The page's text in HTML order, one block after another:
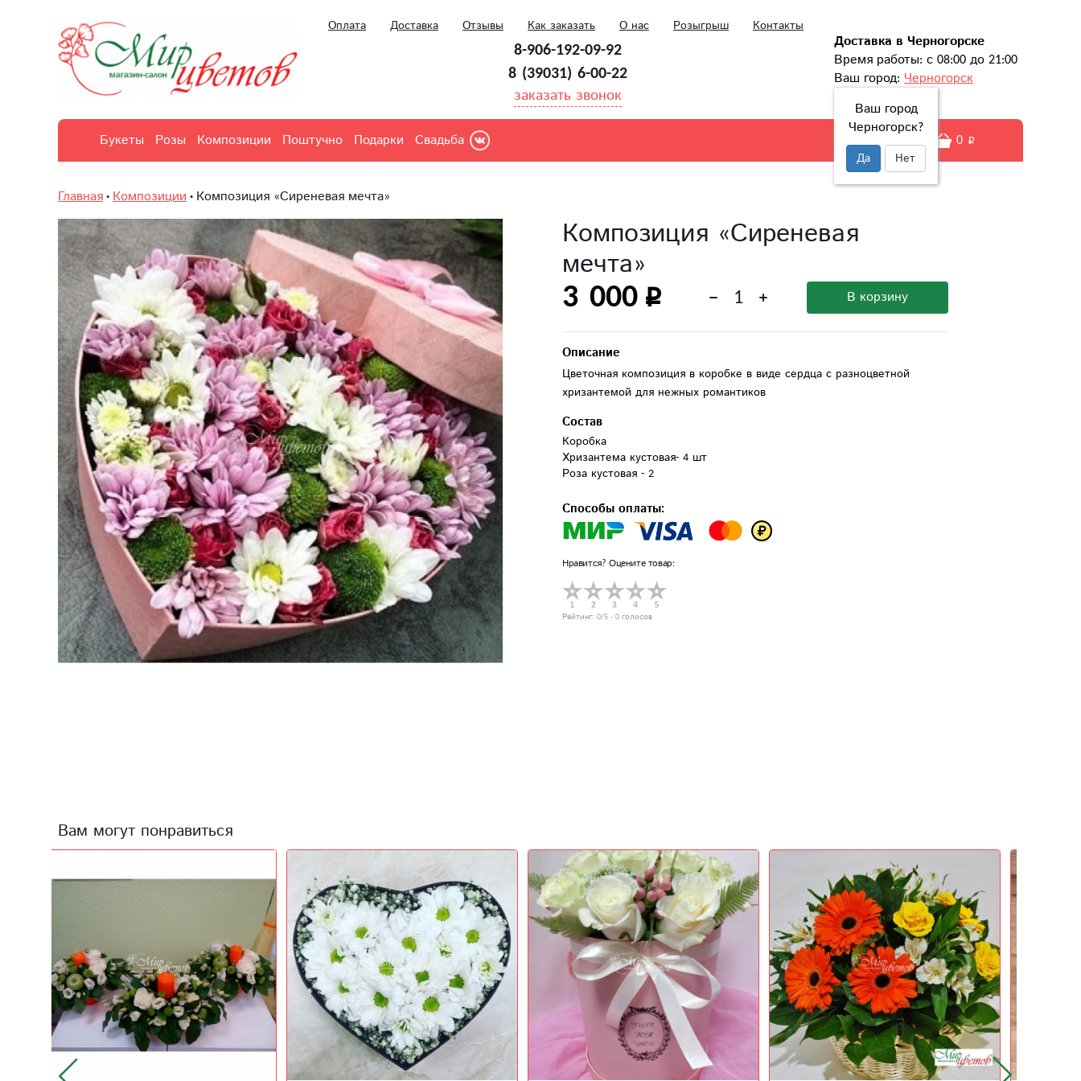
Оплата Доставка Отзывы Как заказать О нас Розыгрыш Контакты
8-906-192-09-92
8 (39031) 6-00-22
заказать звонок
Доставка в Черногорске
Время работы: с 08:00 до 21:00
Ваш город: Черногорск
Ваш город
Черногорск?
Да Нет
Букеты Розы Композиции Поштучно Подарки Свадьба 0
Главная Композиции Композиция «Сиреневая мечта»
Композиция «Сиреневая
мечта»
3 000 В корзину
Описание
Цветочная композиция в коробке в виде сердца с разноцветной
хризантемой для нежных романтиков
Состав
Коробка
Хризантема кустовая- 4 шт
Роза кустовая - 2
Способы оплаты:
Нравится? Оцените товар:
Рейтинг: 0/5 - 0 голосов
Вам могут понравиться